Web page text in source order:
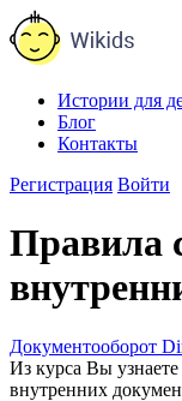
Истории для
Блог
Контакты
Регистрация Войти
Правила
Документооборот
Из курса Вы узнаете
внутренних